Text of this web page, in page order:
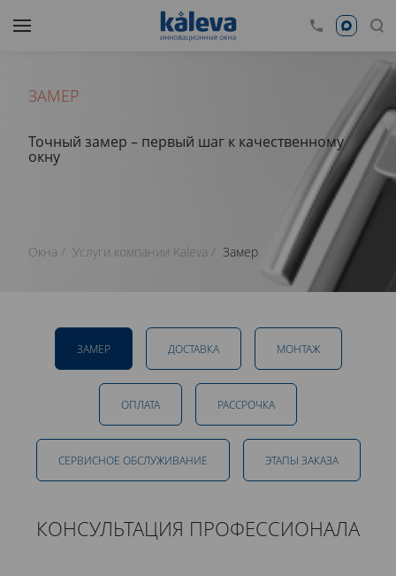
ЗАМЕР
Точный замер – первый шаг к качественному
окну
Окна Услуги компании Kaleva Замер
ЗАМЕР ДОСТАВКА МОНТАЖ
ОПЛАТА РАССРОЧКА
СЕРВИСНОЕ ОБСЛУЖИВАНИЕ ЭТАПЫ ЗАКАЗА
КОНСУЛЬТАЦИЯ ПРОФЕССИОНАЛА